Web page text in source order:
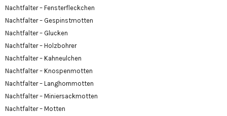
Nachtfalter – Fensterfleckchen
Nachtfalter – Gespinstmotten
Nachtfalter – Glucken
Nachtfalter – Holzbohrer
Nachtfalter – Kahneulchen
Nachtfalter – Knospenmotten
Nachtfalter – Langhornmotten
Nachtfalter – Miniersackmotten
Nachtfalter – Motten